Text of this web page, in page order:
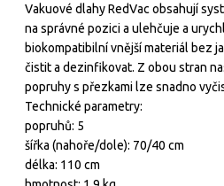
Vakuové dlahy RedVac obsahují
na správné pozici a ulehčuje a
biokompatibilní vnější materiál bez
čistit a dezinfikovat. Z obou stran
popruhy s přezkami lze snadno
Technické parametry:
popruhů: 5
šířka (nahoře/dole): 70/40 cm
délka: 110 cm